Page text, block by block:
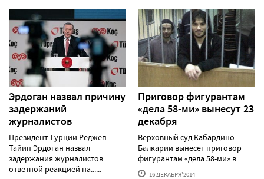
Эрдоган назвал причину
задержаний
журналистов
Президент Турции Реджеп
Тайип Эрдоган назвал
задержания журналистов
ответной реакцией на......
Приговор фигурантам
«дела 58-ми» вынесут 23
декабря
Верховный суд Кабардино-
Балкарии вынесет приговор
фигурантам «дела 58-ми» в ......
16 ДЕКАБРЯ'2014